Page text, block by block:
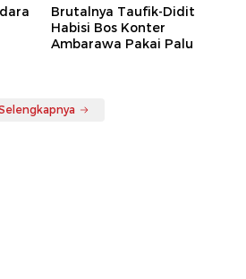
Brutalnya Taufik-Didit
Habisi Bos Konter
Ambarawa Pakai Palu